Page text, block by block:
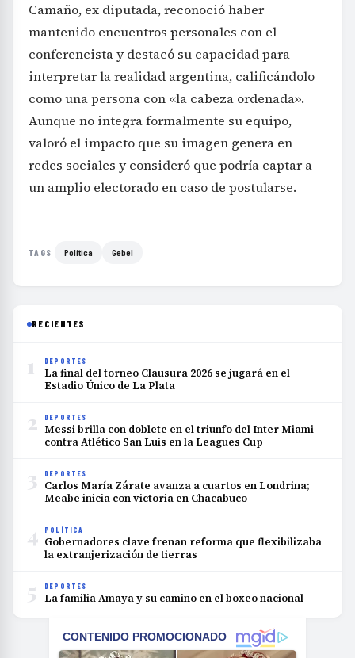
Camaño, ex diputada, reconoció haber
mantenido encuentros personales con el
conferencista y destacó su capacidad para
interpretar la realidad argentina, calificándolo
como una persona con «la cabeza ordenada».
Aunque no integra formalmente su equipo,
valoró el impacto que su imagen genera en
redes sociales y consideró que podría captar a
un amplio electorado en caso de postularse.
TAGS Política Gebel
RECIENTES
1 DEPORTES
La final del torneo Clausura 2026 se jugará en el
Estadio Único de La Plata
2 DEPORTES
Messi brilla con doblete en el triunfo del Inter Miami
contra Atlético San Luis en la Leagues Cup
3 DEPORTES
Carlos María Zárate avanza a cuartos en Londrina;
Meabe inicia con victoria en Chacabuco
4 POLÍTICA
Gobernadores clave frenan reforma que flexibilizaba
la extranjerización de tierras
5 DEPORTES
La familia Amaya y su camino en el boxeo nacional